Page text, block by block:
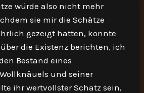
würde also nicht mehr
sie mir die Schätze
gezeigt hatten, konnte
die Existenz berichten, ich
Bestand eines
und seiner
ihr wertvollster Schatz sein,